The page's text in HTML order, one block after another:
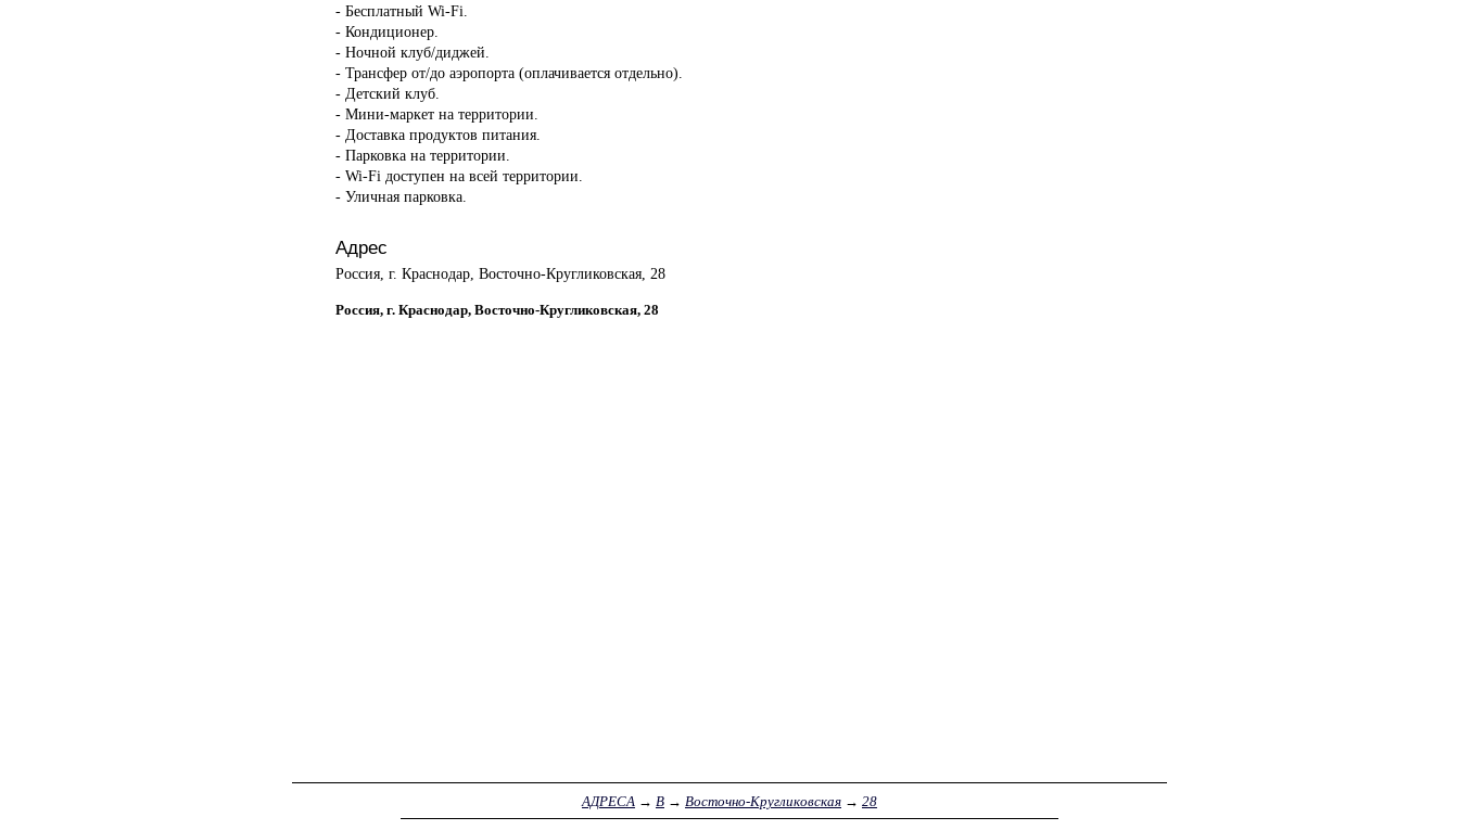
- Бесплатный Wi-Fi.
- Кондиционер.
- Ночной клуб/диджей.
- Трансфер от/до аэропорта (оплачивается отдельно).
- Детский клуб.
- Мини-маркет на территории.
- Доставка продуктов питания.
- Парковка на территории.
- Wi-Fi доступен на всей территории.
- Уличная парковка.
Адрес
Россия, г. Краснодар, Восточно-Кругликовская, 28
Россия, г. Краснодар, Восточно-Кругликовская, 28
АДРЕСА → В→ Восточно-Кругликовская→ 28